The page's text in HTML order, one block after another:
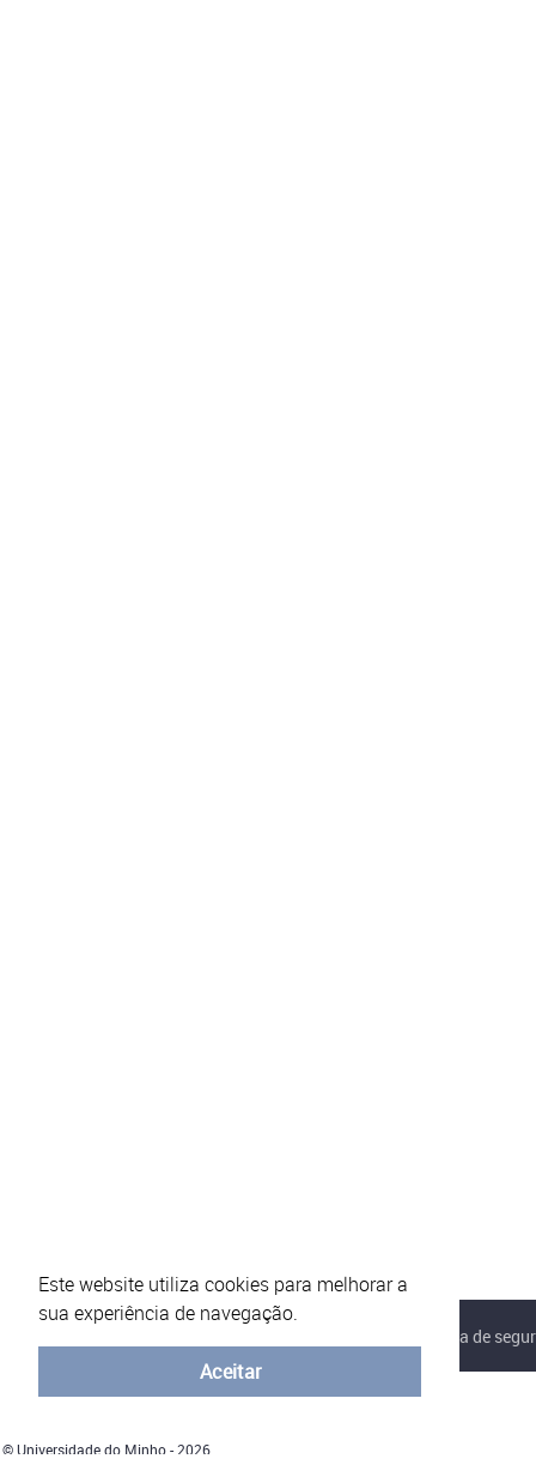
Este website utiliza cookies para melhorar a
sua experiência de navegação.
Aceitar
Política de
© Universidade do Minho - 2026